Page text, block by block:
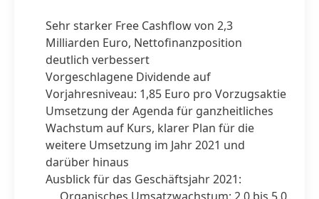
Sehr starker Free Cashflow von 2,3
Milliarden Euro, Nettofinanzposition
deutlich verbessert
Vorgeschlagene Dividende auf
Vorjahresniveau: 1,85 Euro pro Vorzugsaktie
Umsetzung der Agenda für ganzheitliches
Wachstum auf Kurs, klarer Plan für die
weitere Umsetzung im Jahr 2021 und
darüber hinaus
Ausblick für das Geschäftsjahr 2021: